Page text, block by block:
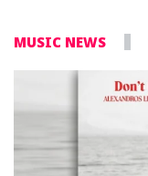
MUSIC NEWS